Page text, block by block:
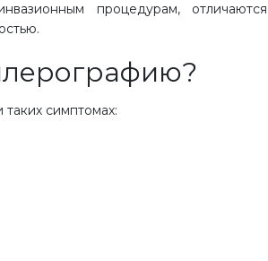
процедурам, отличаются
симптомах: